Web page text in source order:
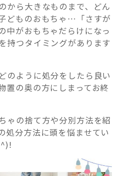
から大きなものまで、どん
どものおもちゃ…「さすが
中がおもちゃだらけになっ
持つタイミングがあります
のように処分をしたら良い
置の奥の方にしまってお終
ゃの捨て方や分別方法を紹
処分方法に頭を悩ませてい